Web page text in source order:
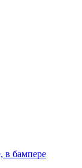
в бампере